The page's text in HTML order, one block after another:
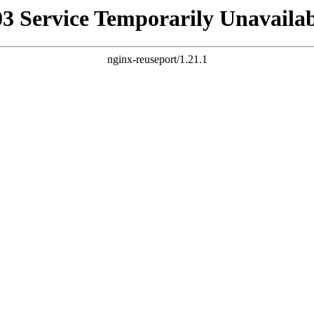
Service Temporarily
nginx-reuseport/1.21.1